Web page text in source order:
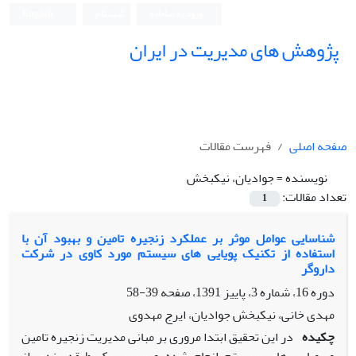
پژوهش های مدیریت در ایران
صفحه اصلی
فهرست مقالات
نویسنده =جوادیان، نیکبخش
تعداد مقالات:
1
شناسایی عوامل موثر بر عملکرد زنجیره تامین و بهبود آن با
استفاده از تکنیک پویایی های سیستم مورد کاوی در شرکت
داروگر
دوره 16، شماره 3، پاییز 1391، صفحه
39-58
مهدی خانی، نیکبخش جوادیان، ایرج مهدوی
چکیده در این تحقیق ابتدا مروری بر مبانی مدیریت زنجیره تامین